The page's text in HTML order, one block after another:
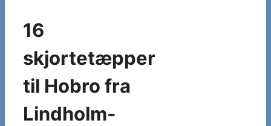
16
skjortetæpper
til Hobro fra
Lindholm-